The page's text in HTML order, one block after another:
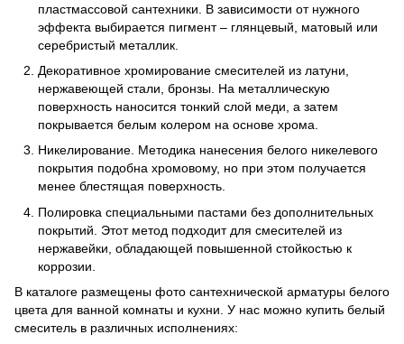
пластмассовой сантехники. В зависимости от нужного
эффекта выбирается пигмент – глянцевый, матовый или
серебристый металлик.
Декоративное хромирование смесителей из латуни,
нержавеющей стали, бронзы. На металлическую
поверхность наносится тонкий слой меди, а затем
покрывается белым колером на основе хрома.
Никелирование. Методика нанесения белого никелевого
покрытия подобна хромовому, но при этом получается
менее блестящая поверхность.
Полировка специальными пастами без дополнительных
покрытий. Этот метод подходит для смесителей из
нержавейки, обладающей повышенной стойкостью к
коррозии.
В каталоге размещены фото сантехнической арматуры белого
цвета для ванной комнаты и кухни. У нас можно купить белый
смеситель в различных исполнениях: